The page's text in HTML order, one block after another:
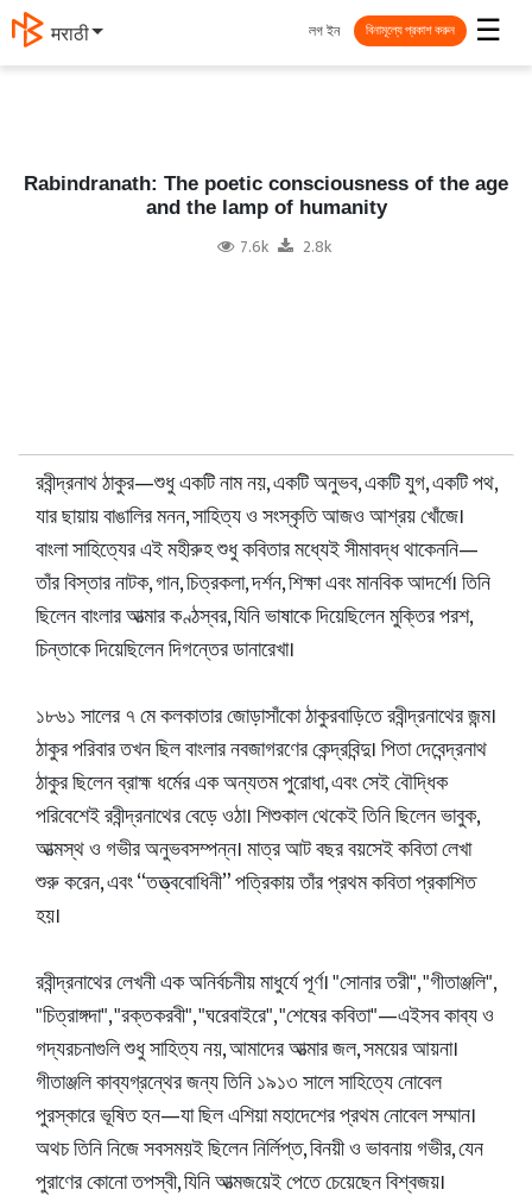
मराठी ☰
লগ ইন বিনামূল্যে প্রকাশ করুন
Rabindranath: The poetic consciousness of the age
and the lamp of humanity
7.6k 2.8k
রবীন্দ্রনাথ ঠাকুর—শুধু একটি নাম নয়, একটি অনুভব, একটি যুগ, একটি পথ,
যার ছায়ায় বাঙালির মনন, সাহিত্য ও সংস্কৃতি আজও আশ্রয় খোঁজে।
বাংলা সাহিত্যের এই মহীরুহ শুধু কবিতার মধ্যেই সীমাবদ্ধ থাকেননি—
তাঁর বিস্তার নাটক, গান, চিত্রকলা, দর্শন, শিক্ষা এবং মানবিক আদর্শে। তিনি
ছিলেন বাংলার আত্মার কণ্ঠস্বর, যিনি ভাষাকে দিয়েছিলেন মুক্তির পরশ,
চিন্তাকে দিয়েছিলেন দিগন্তের ডানারেখা।
১৮৬১ সালের ৭ মে কলকাতার জোড়াসাঁকো ঠাকুরবাড়িতে রবীন্দ্রনাথের জন্ম।
ঠাকুর পরিবার তখন ছিল বাংলার নবজাগরণের কেন্দ্রবিন্দু। পিতা দেবেন্দ্রনাথ
ঠাকুর ছিলেন ব্রাহ্ম ধর্মের এক অন্যতম পুরোধা, এবং সেই বৌদ্ধিক
পরিবেশেই রবীন্দ্রনাথের বেড়ে ওঠা। শিশুকাল থেকেই তিনি ছিলেন ভাবুক,
আত্মস্থ ও গভীর অনুভবসম্পন্ন। মাত্র আট বছর বয়সেই কবিতা লেখা
শুরু করেন, এবং “তত্ত্ববোধিনী” পত্রিকায় তাঁর প্রথম কবিতা প্রকাশিত
হয়।
রবীন্দ্রনাথের লেখনী এক অনির্বচনীয় মাধুর্যে পূর্ণ। "সোনার তরী", "গীতাঞ্জলি",
"চিত্রাঙ্গদা", "রক্তকরবী", "ঘরেবাইরে", "শেষের কবিতা"—এইসব কাব্য ও
গদ্যরচনাগুলি শুধু সাহিত্য নয়, আমাদের আত্মার জল, সময়ের আয়না।
গীতাঞ্জলি কাব্যগ্রন্থের জন্য তিনি ১৯১৩ সালে সাহিত্যে নোবেল
পুরস্কারে ভূষিত হন—যা ছিল এশিয়া মহাদেশের প্রথম নোবেল সম্মান।
অথচ তিনি নিজে সবসময়ই ছিলেন নির্লিপ্ত, বিনয়ী ও ভাবনায় গভীর, যেন
পুরাণের কোনো তপস্বী, যিনি আত্মজয়েই পেতে চেয়েছেন বিশ্বজয়।